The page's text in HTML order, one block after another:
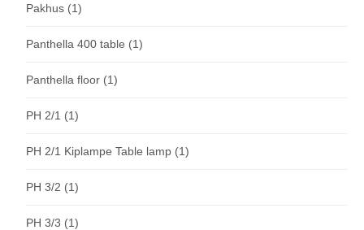
Pakhus (1)
Panthella 400 table (1)
Panthella floor (1)
PH 2/1 (1)
PH 2/1 Kiplampe Table lamp (1)
PH 3/2 (1)
PH 3/3 (1)